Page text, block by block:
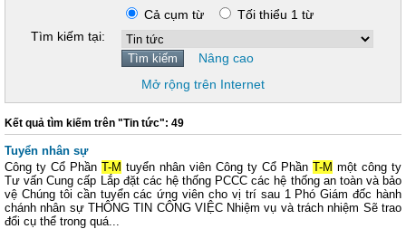
Cả cụm từ
Tối thiểu 1 từ
Tìm kiếm tại:
Nâng cao
Mở rộng trên Internet
Kết quả tìm kiếm trên "Tin tức": 49
Tuyển nhân sự
Công ty Cổ Phần T-M tuyển nhân viên Công ty Cổ Phần T-M một công ty
Tư vấn Cung cấp Lắp đặt các hệ thống PCCC các hệ thống an toàn và bảo
vệ Chúng tôi cần tuyển các ứng viên cho vị trí sau 1 Phó Giám đốc hành
chánh nhân sự THÔNG TIN CÔNG VIỆC Nhiệm vụ và trách nhiệm Sẽ trao
đổi cụ thể trong quá...